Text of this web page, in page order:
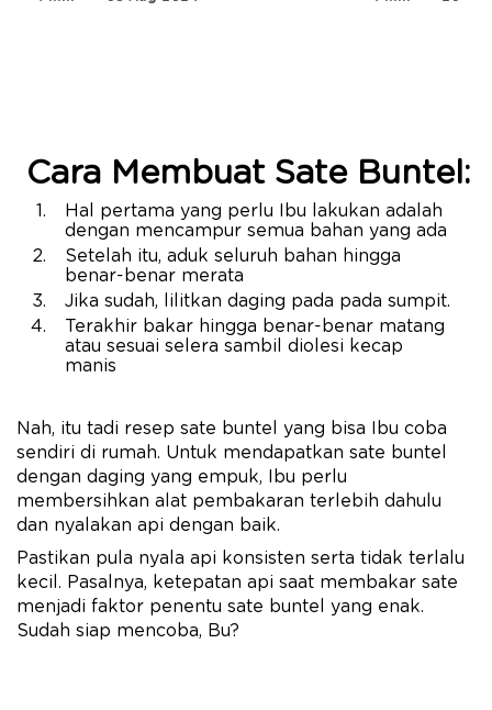
Cara Membuat Sate Buntel:
Hal pertama yang perlu Ibu lakukan adalah
dengan mencampur semua bahan yang ada
Setelah itu, aduk seluruh bahan hingga
benar-benar merata
Jika sudah, lilitkan daging pada pada sumpit.
Terakhir bakar hingga benar-benar matang
atau sesuai selera sambil diolesi kecap
manis
Nah, itu tadi resep sate buntel yang bisa Ibu coba
sendiri di rumah. Untuk mendapatkan sate buntel
dengan daging yang empuk, Ibu perlu
membersihkan alat pembakaran terlebih dahulu
dan nyalakan api dengan baik.
Pastikan pula nyala api konsisten serta tidak terlalu
kecil. Pasalnya, ketepatan api saat membakar sate
menjadi faktor penentu sate buntel yang enak.
Sudah siap mencoba, Bu?